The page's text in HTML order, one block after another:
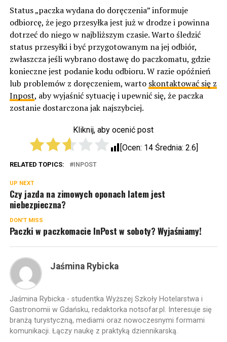
Status „paczka wydana do doręczenia” informuje
odbiorcę, że jego przesyłka jest już w drodze i powinna
dotrzeć do niego w najbliższym czasie. Warto śledzić
status przesyłki i być przygotowanym na jej odbiór,
zwłaszcza jeśli wybrano dostawę do paczkomatu, gdzie
konieczne jest podanie kodu odbioru. W razie opóźnień
lub problemów z doręczeniem, warto skontaktować się z
Inpost, aby wyjaśnić sytuację i upewnić się, że paczka
zostanie dostarczona jak najszybciej.
Kliknij, aby ocenić post
[Ocen: 14Średnia: 2.6]
RELATED TOPICS: INPOST
UP NEXT
Czy jazda na zimowych oponach latem jest
niebezpieczna?
DON'T MISS
Paczki w paczkomacie InPost w soboty? Wyjaśniamy!
Jaśmina Rybicka
Jaśmina Rybicka - studentka Wyższej Szkoły Hotelarstwa i
Gastronomii w Gdańsku, redaktorka notsofar.pl. Interesuje się
branżą turystyczną, mediami oraz nowoczesnymi formami
komunikacji. Łączy naukę z praktyką dziennikarską.